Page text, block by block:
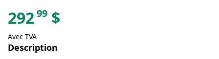
29299 $
Avec TVA
Description